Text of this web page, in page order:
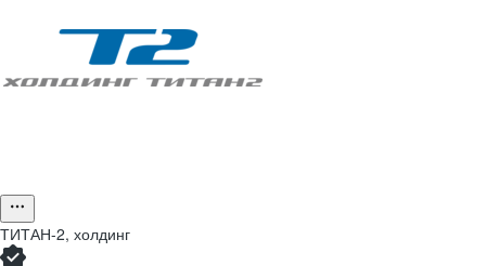
ТИТАН-2, холдинг